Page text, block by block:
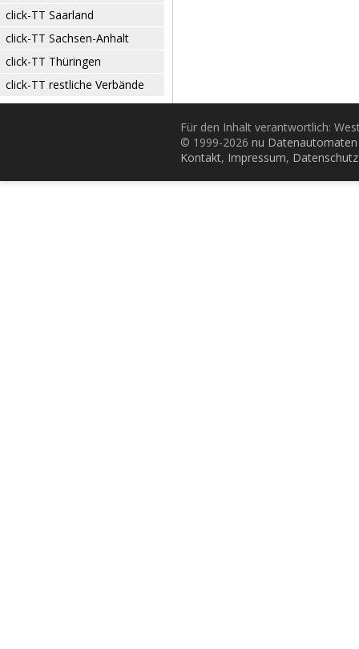
click-TT Saarland
click-TT Sachsen-Anhalt
click-TT Thüringen
click-TT restliche Verbände
Für den Inhalt verantwortlich:
© 1999-2026 nu
Kontakt, Impressum, Datenschutz